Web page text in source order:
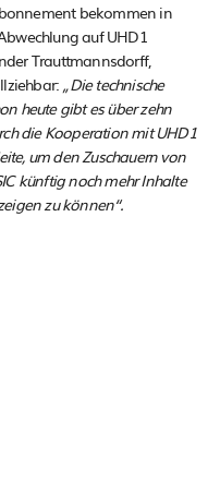
bekommen in
auf UHD1
Trauttmannsdorff,
„Die technische
heute gibt es über zehn
die Kooperation mit UHD1
um den Zuschauern von
künftig noch mehr Inhalte
zu können“.